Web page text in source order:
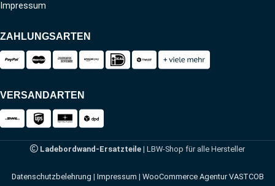
Impressum
ZAHLUNGSARTEN
VERSANDARTEN
Ladebordwand-Ersatzteile | LBW-Shop für alle Hersteller
Datenschutzbelehrung | Impressum | WooCommerce Agentur VASTCOB